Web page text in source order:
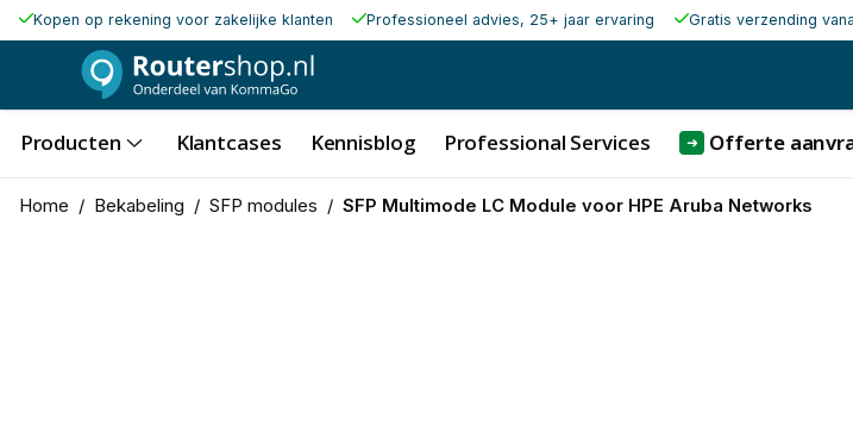
Kopen op rekening voor zakelijke klanten Professioneel advies, 25+ jaar ervaring Gratis verzending
Producten Klantcases Kennisblog Professional Services ➜ Offerte
Home / Bekabeling / SFP modules / SFP Multimode LC Module voor HPE Aruba Networks